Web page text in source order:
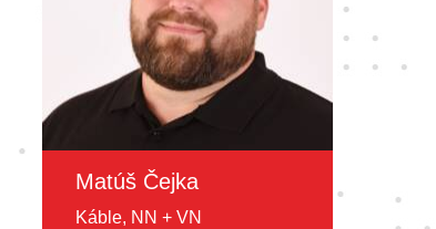
Matúš Čejka
Káble, NN + VN